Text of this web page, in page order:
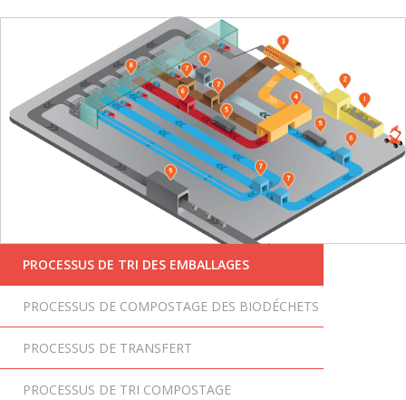
PROCESSUS DE TRI DES EMBALLAGES
PROCESSUS DE COMPOSTAGE DES BIODÉCHETS
PROCESSUS DE TRANSFERT
PROCESSUS DE TRI COMPOSTAGE